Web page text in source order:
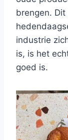
brengen.
industrie
is, is het
goed is.